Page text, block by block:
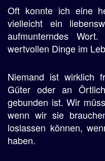
Oft konnte ich eine
vielleicht ein
aufmunterndes
wertvollen Dinge im
Niemand ist wirklich
Güter oder an
gebunden ist. Wir
wenn wir sie
loslassen können,
haben.